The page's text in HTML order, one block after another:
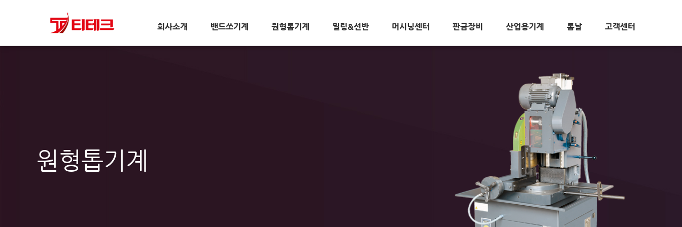
회사소개 밴드쏘기계 원형톱기계 밀링&선반 머시닝센터 판금장비 산업용기계 톱날 고객센터
원형톱기계